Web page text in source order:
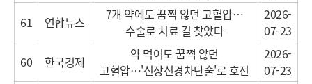
61
연합뉴스
7개 약에도 꿈쩍 않던 고혈압…
수술로 치료 길 찾았다
2026-
07-23
60
한국경제
약 먹어도 꿈쩍 않던
고혈압…'신장신경차단술'로 호전
2026-
07-23